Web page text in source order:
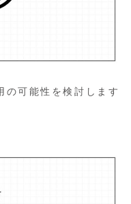
の可能性を検討します